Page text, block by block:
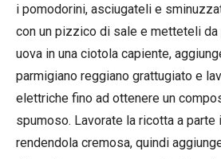
i pomodorini, asciugateli e
con un pizzico di sale e metteteli da
uova in una ciotola capiente,
parmigiano reggiano grattugiato e
elettriche fino ad ottenere un
spumoso. Lavorate la ricotta a parte
rendendola cremosa, quindi